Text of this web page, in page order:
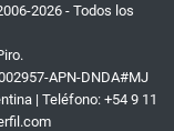
2026 - Todos los
APN-DNDA#MJ
| Teléfono: +54 9 11